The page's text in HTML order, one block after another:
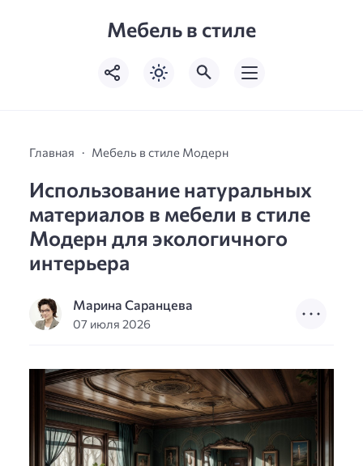
Мебель в стиле
Главная Мебель в стиле Модерн
Использование натуральных
материалов в мебели в стиле
Модерн для экологичного
интерьера
Марина Саранцева
07 июля 2026